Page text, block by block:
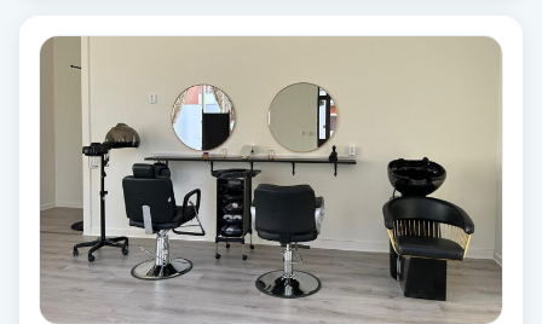
Personal shopper
Personlig tränare
Picolaser
Piercing
Pigmentbehandling